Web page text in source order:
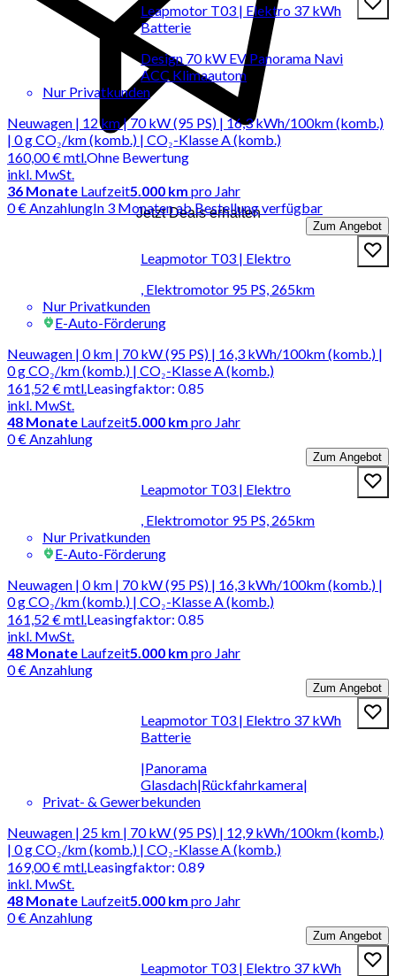
Jetzt Deals erhalten
Leapmotor T03 | Elektro 37 kWh
Batterie
Design 70 kW EV Panorama Navi
ACC Klimaautom
Nur Privatkunden
Neuwagen | 12 km | 70 kW (95 PS) | 16,3 kWh/100km (komb.)
| 0 g CO₂/km (komb.) | CO₂-Klasse A (komb.)
160,00 €mtl.
inkl. MwSt.
Ohne Bewertung
36 Monate Laufzeit5.000 km pro Jahr
0 € AnzahlungIn 3 Monaten ab Bestellung verfügbar
Zum Angebot
Leapmotor T03 | Elektro
, Elektromotor 95 PS, 265km
Nur Privatkunden
E-Auto-Förderung
Neuwagen | 0 km | 70 kW (95 PS) | 16,3 kWh/100km (komb.) |
0 g CO₂/km (komb.) | CO₂-Klasse A (komb.)
161,52 €mtl.
inkl. MwSt.
Leasingfaktor: 0.85
48 Monate Laufzeit5.000 km pro Jahr
0 € Anzahlung
Zum Angebot
Leapmotor T03 | Elektro
, Elektromotor 95 PS, 265km
Nur Privatkunden
E-Auto-Förderung
Neuwagen | 0 km | 70 kW (95 PS) | 16,3 kWh/100km (komb.) |
0 g CO₂/km (komb.) | CO₂-Klasse A (komb.)
161,52 €mtl.
inkl. MwSt.
Leasingfaktor: 0.85
48 Monate Laufzeit5.000 km pro Jahr
0 € Anzahlung
Zum Angebot
Leapmotor T03 | Elektro 37 kWh
Batterie
|Panorama
Glasdach|Rückfahrkamera|
Privat- & Gewerbekunden
Neuwagen | 25 km | 70 kW (95 PS) | 12,9 kWh/100km (komb.)
| 0 g CO₂/km (komb.) | CO₂-Klasse A (komb.)
169,00 €mtl.
inkl. MwSt.
Leasingfaktor: 0.89
48 Monate Laufzeit5.000 km pro Jahr
0 € Anzahlung
Zum Angebot
Leapmotor T03 | Elektro 37 kWh